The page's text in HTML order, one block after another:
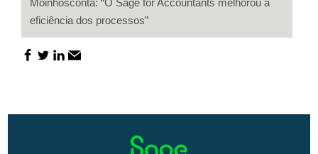
Moinhosconta: “O Sage for Accountants melhorou a
eficiência dos processos”